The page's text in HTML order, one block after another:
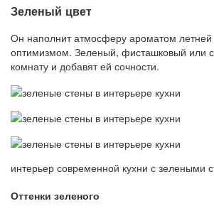
Зеленый цвет
Он наполнит атмосферу ароматом летней
оптимизмом. Зеленый, фисташковый или
комнату и добавят ей сочности.
интерьер современной кухни с зелеными
Оттенки зеленого